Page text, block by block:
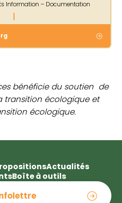
Information – Documentation
bénéficie du soutien de
transition écologique et
écologique.
Actualités
Boîte à outils